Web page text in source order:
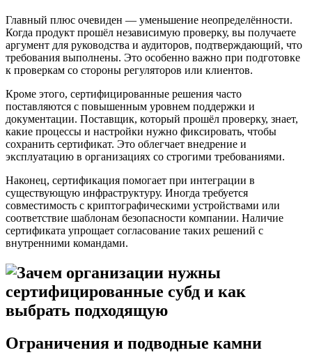
Главный плюс очевиден — уменьшение неопределённости.
Когда продукт прошёл независимую проверку, вы получаете
аргумент для руководства и аудиторов, подтверждающий, что
требования выполнены. Это особенно важно при подготовке
к проверкам со стороны регуляторов или клиентов.
Кроме этого, сертифицированные решения часто
поставляются с повышенным уровнем поддержки и
документации. Поставщик, который прошёл проверку, знает,
какие процессы и настройки нужно фиксировать, чтобы
сохранить сертификат. Это облегчает внедрение и
эксплуатацию в организациях со строгими требованиями.
Наконец, сертификация помогает при интеграции в
существующую инфраструктуру. Иногда требуется
совместимость с криптографическими устройствами или
соответствие шаблонам безопасности компании. Наличие
сертификата упрощает согласование таких решений с
внутренними командами.
Ограничения и подводные камни